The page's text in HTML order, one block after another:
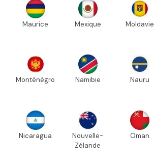
Maurice Mexique Moldavie
Monténégro Namibie Nauru
Nicaragua
Nouvelle-
Zélande
Oman